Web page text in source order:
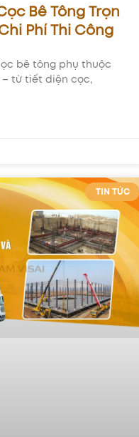
Bê Tông Trọn
Phí Thi Công
bê tông phụ thuộc
từ tiết diện cọc,
TIN TỨC